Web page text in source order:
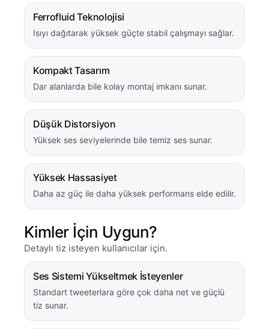
Ferrofluid Teknolojisi
Isıyı dağıtarak yüksek güçte stabil çalışmayı sağlar.
Kompakt Tasarım
Dar alanlarda bile kolay montaj imkanı sunar.
Düşük Distorsiyon
Yüksek ses seviyelerinde bile temiz ses sunar.
Yüksek Hassasiyet
Daha az güç ile daha yüksek performans elde edilir.
Kimler İçin Uygun?
Detaylı tiz isteyen kullanıcılar için.
Ses Sistemi Yükseltmek İsteyenler
Standart tweeterlara göre çok daha net ve güçlü
tiz sunar.